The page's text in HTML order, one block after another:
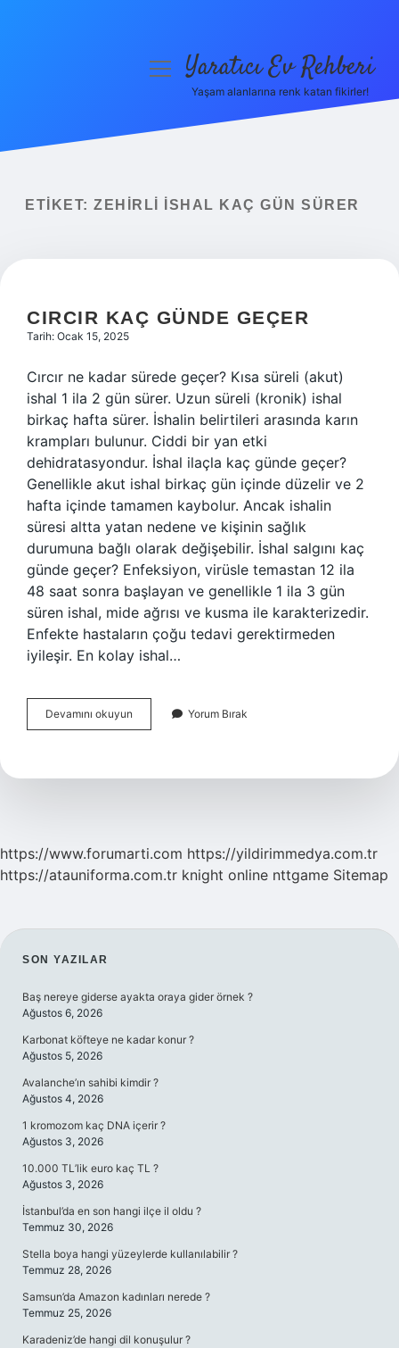
Yasal Uyarı
menüyüYaratıcı Ev Rehberi
Yaşam alanlarına renk katan fikirler!
ETIKET: ZEHIRLI ISHAL KAÇ GÜN SÜRER
CIRCIR KAÇ GÜNDE GEÇER
Tarih: Ocak 15, 2025
Cırcır ne kadar sürede geçer? Kısa süreli (akut)
ishal 1 ila 2 gün sürer. Uzun süreli (kronik) ishal
birkaç hafta sürer. İshalin belirtileri arasında karın
krampları bulunur. Ciddi bir yan etki
dehidratasyondur. İshal ilaçla kaç günde geçer?
Genellikle akut ishal birkaç gün içinde düzelir ve 2
hafta içinde tamamen kaybolur. Ancak ishalin
süresi altta yatan nedene ve kişinin sağlık
durumuna bağlı olarak değişebilir. İshal salgını kaç
günde geçer? Enfeksiyon, virüsle temastan 12 ila
48 saat sonra başlayan ve genellikle 1 ila 3 gün
süren ishal, mide ağrısı ve kusma ile karakterizedir.
Enfekte hastaların çoğu tedavi gerektirmeden
iyileşir. En kolay ishal…
Devamını okuyun
Kaç
Yorum Bırak
https://www.forumarti.com https://yildirimmedya.com.tr
https://atauniforma.com.tr knight online nttgame Sitemap
SIDEBAR
SON YAZILAR
Baş nereye giderse ayakta oraya gider örnek ?
Ağustos 6, 2026
Karbonat köfteye ne kadar konur ?
Ağustos 5, 2026
Avalanche’ın sahibi kimdir ?
Ağustos 4, 2026
1 kromozom kaç DNA içerir ?
Ağustos 3, 2026
10.000 TL’lik euro kaç TL ?
Ağustos 3, 2026
İstanbul’da en son hangi ilçe il oldu ?
Temmuz 30, 2026
Stella boya hangi yüzeylerde kullanılabilir ?
Temmuz 28, 2026
Samsun’da Amazon kadınları nerede ?
Temmuz 25, 2026
Karadeniz’de hangi dil konuşulur ?